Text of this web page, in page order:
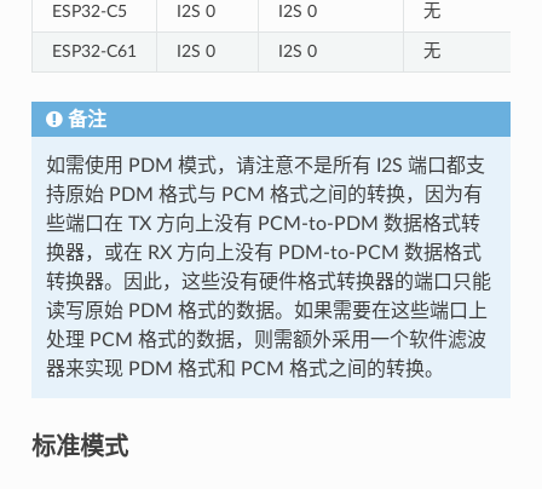
ESP32-C5 I2S 0 I2S 0 无
ESP32-C61 I2S 0 I2S 0 无
备注
如需使用 PDM 模式，请注意不是所有 I2S 端口都支
持原始 PDM 格式与 PCM 格式之间的转换，因为有
些端口在 TX 方向上没有 PCM-to-PDM 数据格式转
换器，或在 RX 方向上没有 PDM-to-PCM 数据格式
转换器。因此，这些没有硬件格式转换器的端口只能
读写原始 PDM 格式的数据。如果需要在这些端口上
处理 PCM 格式的数据，则需额外采用一个软件滤波
器来实现 PDM 格式和 PCM 格式之间的转换。
标准模式